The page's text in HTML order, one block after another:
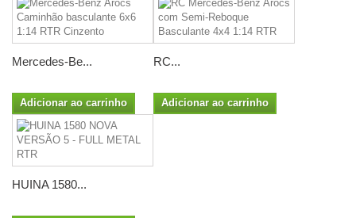
Mercedes-Be...
Adicionar ao carrinho
RC...
Adicionar ao carrinho
HUINA 1580...